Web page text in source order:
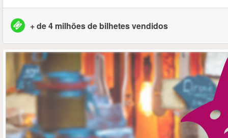
+ de 4 milhões de bilhetes vendidos